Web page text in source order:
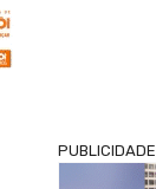
PUBLICIDADE